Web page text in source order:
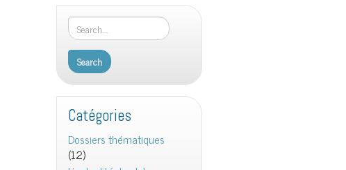
Catégories
Dossiers thématiques
(12)